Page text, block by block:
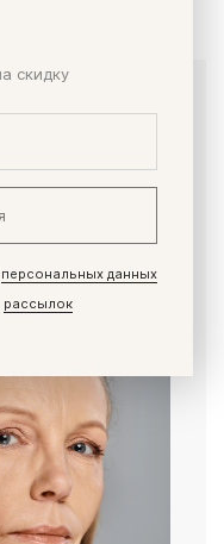
лица.
наносить его на
скидку
персональных данных
рассылок